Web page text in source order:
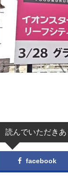
読んでいただき
facebook